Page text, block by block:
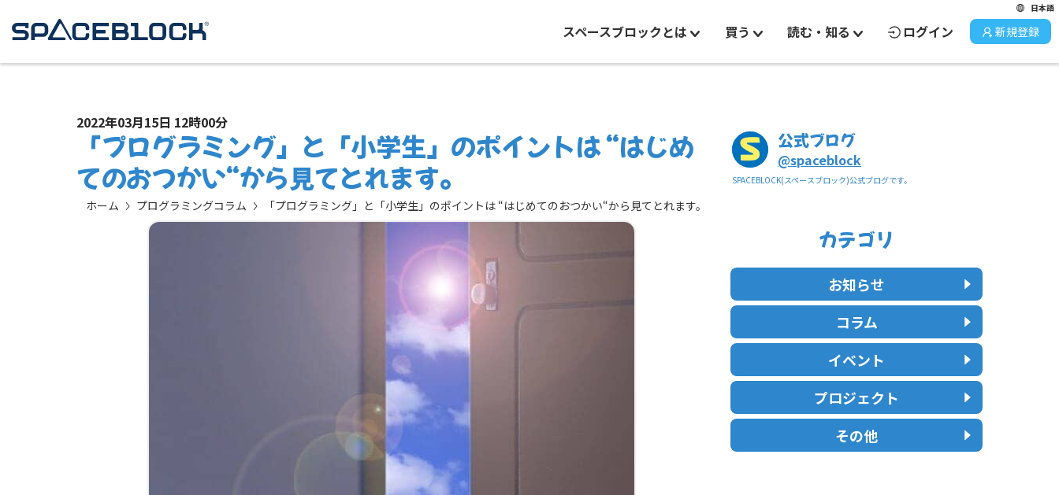
スペースブロックとは 買う 読む・知る ログイン 新規登録
日本語
2022年03月15日 12時00分
「プログラミング」と「小学生」のポイントは “はじめ
てのおつかい“から見てとれます。
ホーム プログラミングコラム 「プログラミング」と「小学生」のポイントは “はじめてのおつかい“から見てとれます。
公式ブログ
@spaceblock
SPACEBLOCK(スペースブロック)公式ブログです。
カテゴリ
お知らせ
コラム
イベント
プロジェクト
その他